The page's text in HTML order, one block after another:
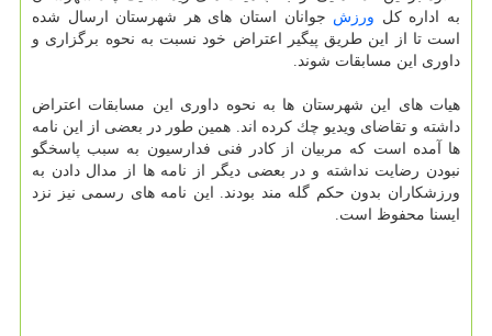
به اداره كل ورزش جوانان استان های هر شهرستان ارسال شده
است تا از این طریق پیگیر اعتراض خود نسبت به نحوه برگزاری و
داوری این مسابقات شوند.
هیات های این شهرستان ها به نحوه داوری این مسابقات اعتراض
داشته و تقاضای ویدیو چك كرده اند. همین طور در بعضی از این نامه
ها آمده است كه مربیان از كادر فنی فدارسیون به سبب پاسخگو
نبودن رضایت نداشته و در بعضی دیگر از نامه ها از مدال دادن به
ورزشكاران بدون حكم گله مند بودند. این نامه های رسمی نیز نزد
ایسنا محفوظ است.